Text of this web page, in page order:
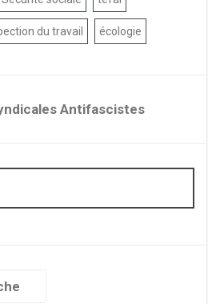
du travail écologie
Antifascistes